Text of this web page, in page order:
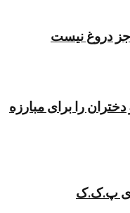
دروغ نیست
را برای مبارزه
سوی پ.ک.ک